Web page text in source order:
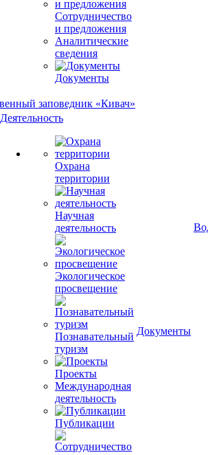
Сотрудничество
и предложения
Аналитические
сведения
Документы
Деятельность
Охрана
территории
Научная
деятельность
Экологическое
просвещение
Познавательный
туризм
Проекты
Международная
деятельность
Публикации
Документы